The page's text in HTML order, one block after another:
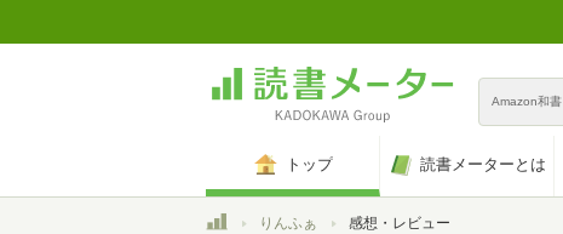
Amazon和書
トップ 読書メーターとは
トップりんふぁ 感想・レビュー